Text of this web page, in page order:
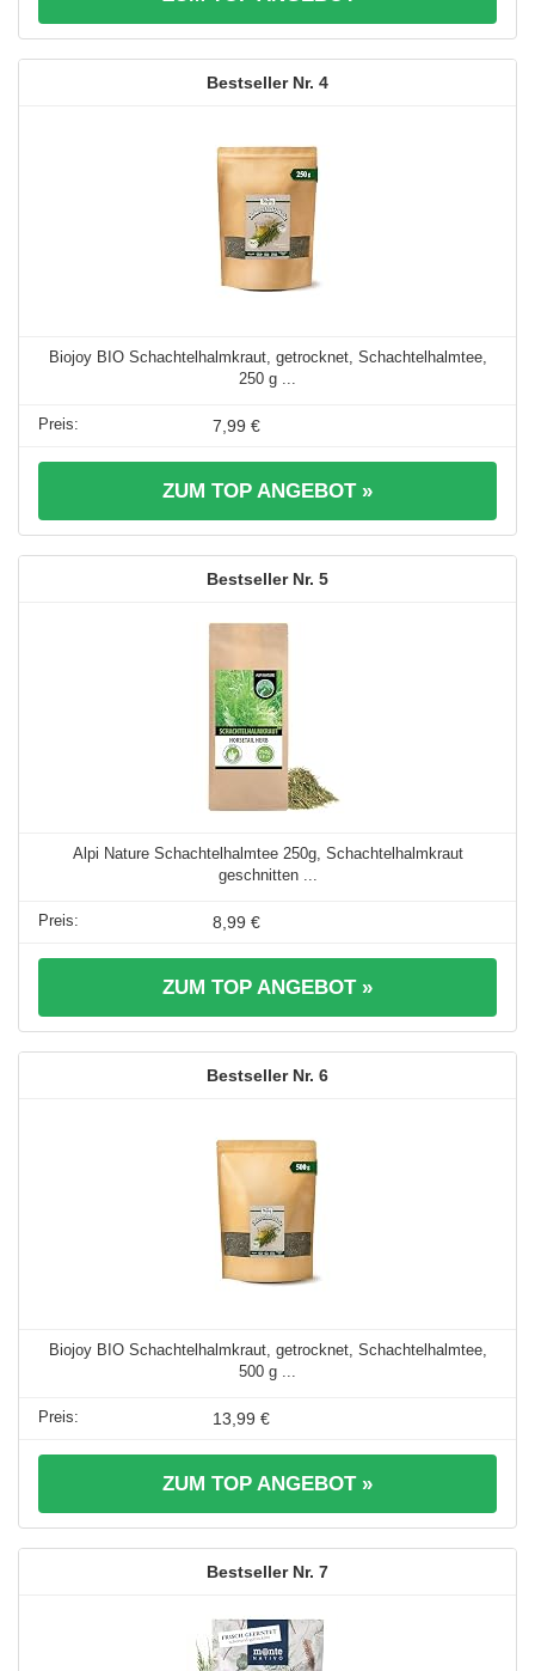
4
Biojoy BIO Schachtelhalmkraut, getrocknet, Schachtelhalmtee,
250 g ...
7,99 €
ZUM TOP ANGEBOT »
5
Alpi Nature Schachtelhalmtee 250g, Schachtelhalmkraut
geschnitten ...
8,99 €
ZUM TOP ANGEBOT »
6
Biojoy BIO Schachtelhalmkraut, getrocknet, Schachtelhalmtee,
500 g ...
13,99 €
ZUM TOP ANGEBOT »
7